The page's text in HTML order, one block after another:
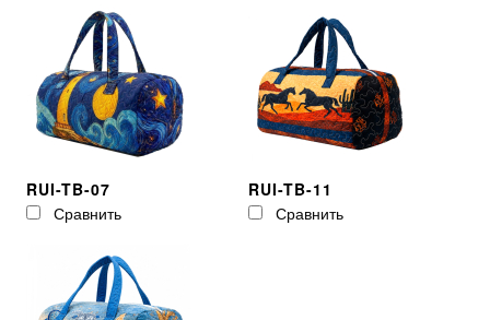
RUI-TB-07
Сравнить
RUI-TB-11
Сравнить